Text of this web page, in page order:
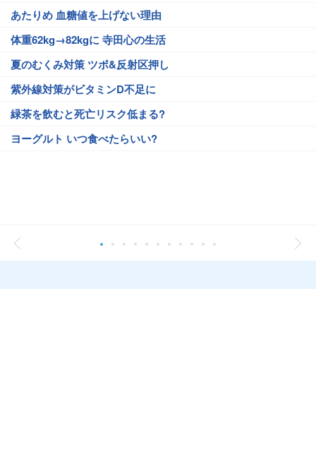
あたりめ 血糖値を上げない理由
体重62kg→82kgに 寺田心の生活
夏のむくみ対策 ツボ&反射区押し
紫外線対策がビタミンD不足に
緑茶を飲むと死亡リスク低まる?
ヨーグルト いつ食べたらいい?